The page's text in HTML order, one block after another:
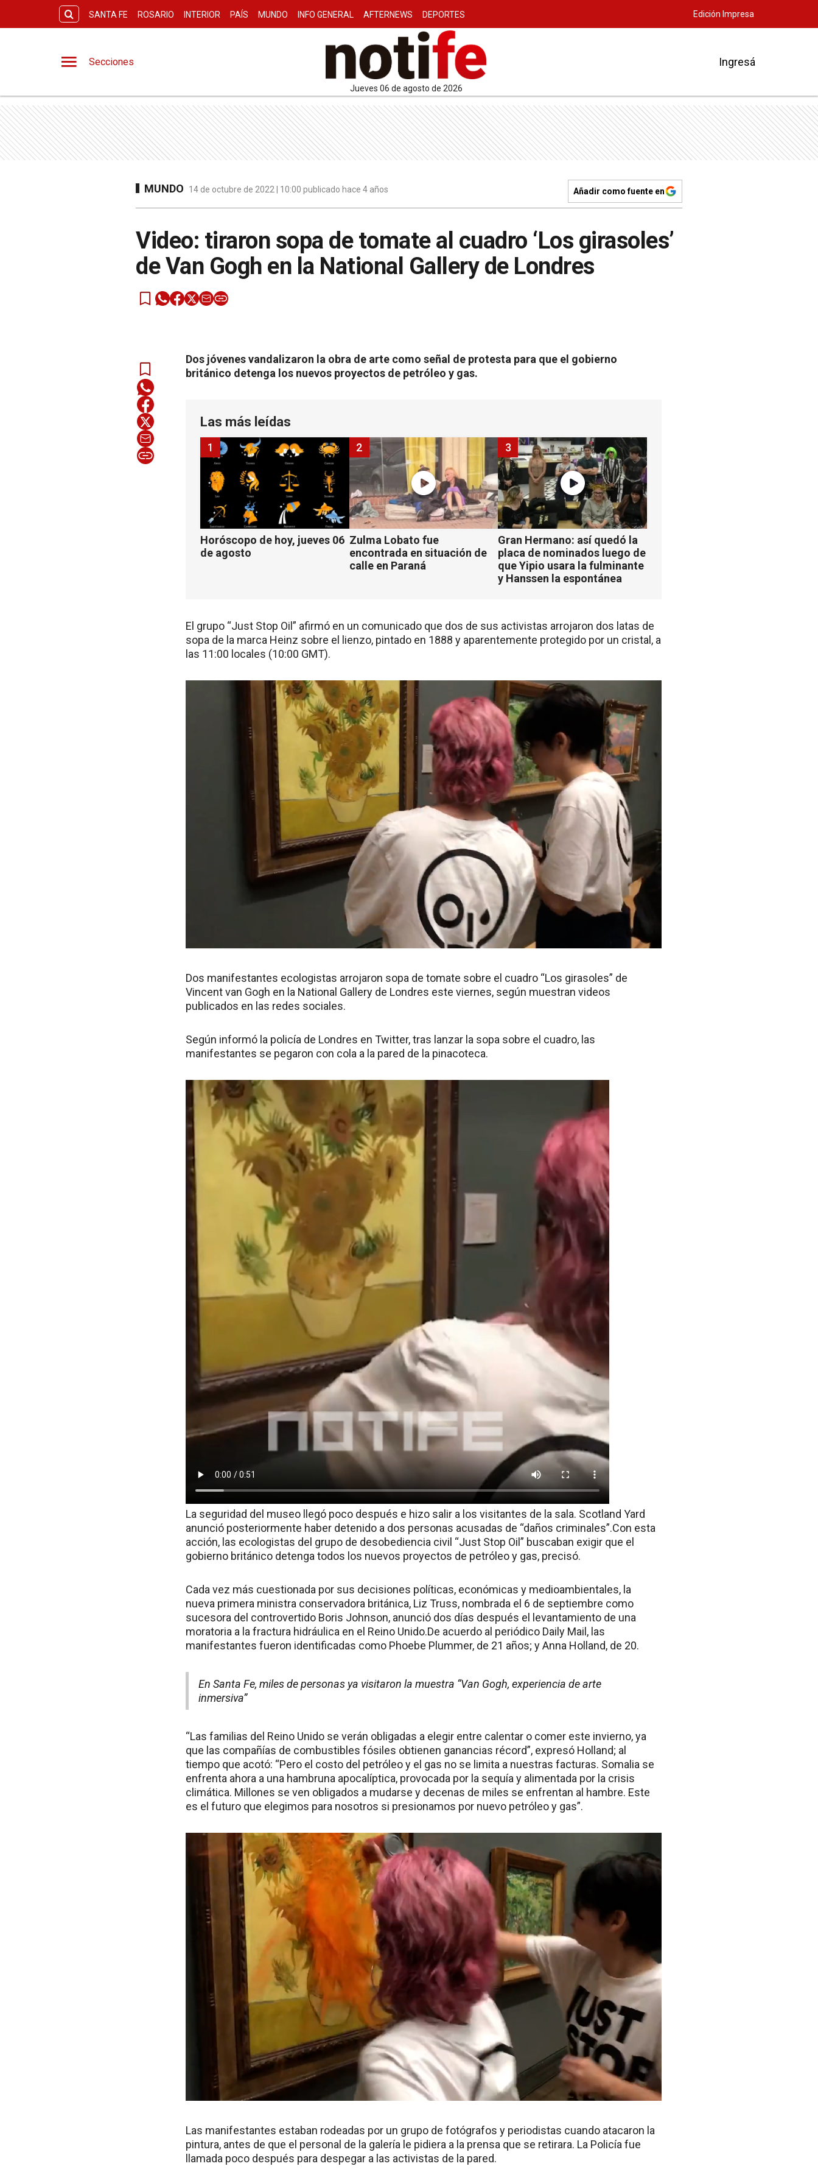
SANTA FE ROSARIO INTERIOR PAÍS MUNDO INFO GENERAL AFTERNEWS DEPORTES Edición Impresa
Secciones
jueves 06 de agosto de 2026
Ingresá
MUNDO 14 de octubre de 2022 | 10:00 publicado hace 4 años Añadir como fuente en
Video: tiraron sopa de tomate al cuadro ‘Los girasoles’
de Van Gogh en la National Gallery de Londres
Dos jóvenes vandalizaron la obra de arte como señal de protesta para que el gobierno
británico detenga los nuevos proyectos de petróleo y gas.
Las más leídas
Horóscopo de hoy, jueves 06
de agosto
1
Zulma Lobato fue
encontrada en situación de
calle en Paraná
2
Gran Hermano: así quedó la
placa de nominados luego de
que Yipio usara la fulminante
y Hanssen la espontánea
3
El grupo “Just Stop Oil” afirmó en un comunicado que dos de sus activistas arrojaron dos latas de
sopa de la marca Heinz sobre el lienzo, pintado en 1888 y aparentemente protegido por un cristal, a
las 11:00 locales (10:00 GMT).
Dos manifestantes ecologistas arrojaron sopa de tomate sobre el cuadro “Los girasoles” de
Vincent van Gogh en la National Gallery de Londres este viernes, según muestran videos
publicados en las redes sociales.
Según informó la policía de Londres en Twitter, tras lanzar la sopa sobre el cuadro, las
manifestantes se pegaron con cola a la pared de la pinacoteca.
La seguridad del museo llegó poco después e hizo salir a los visitantes de la sala. Scotland Yard
anunció posteriormente haber detenido a dos personas acusadas de “daños criminales”.Con esta
acción, las ecologistas del grupo de desobediencia civil “Just Stop Oil” buscaban exigir que el
gobierno británico detenga todos los nuevos proyectos de petróleo y gas, precisó.
Cada vez más cuestionada por sus decisiones políticas, económicas y medioambientales, la
nueva primera ministra conservadora británica, Liz Truss, nombrada el 6 de septiembre como
sucesora del controvertido Boris Johnson, anunció dos días después el levantamiento de una
moratoria a la fractura hidráulica en el Reino Unido.De acuerdo al periódico Daily Mail, las
manifestantes fueron identificadas como Phoebe Plummer, de 21 años; y Anna Holland, de 20.
En Santa Fe, miles de personas ya visitaron la muestra “Van Gogh, experiencia de arte
inmersiva”
“Las familias del Reino Unido se verán obligadas a elegir entre calentar o comer este invierno, ya
que las compañías de combustibles fósiles obtienen ganancias récord”, expresó Holland; al
tiempo que acotó: “Pero el costo del petróleo y el gas no se limita a nuestras facturas. Somalia se
enfrenta ahora a una hambruna apocalíptica, provocada por la sequía y alimentada por la crisis
climática. Millones se ven obligados a mudarse y decenas de miles se enfrentan al hambre. Este
es el futuro que elegimos para nosotros si presionamos por nuevo petróleo y gas”.
Las manifestantes estaban rodeadas por un grupo de fotógrafos y periodistas cuando atacaron la
pintura, antes de que el personal de la galería le pidiera a la prensa que se retirara. La Policía fue
llamada poco después para despegar a las activistas de la pared.